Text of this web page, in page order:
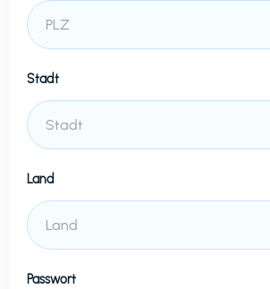
Stadt
Land
Passwort